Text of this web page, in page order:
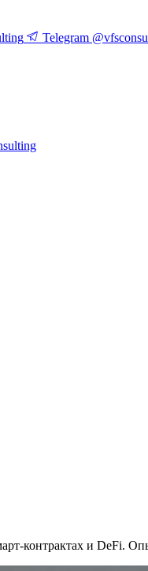
Telegram
контрактах и DeFi.